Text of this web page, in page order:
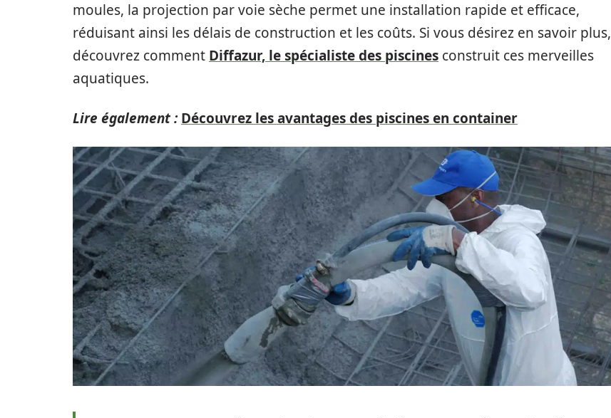
moules, la projection par voie sèche permet une installation rapide et efficace,
réduisant ainsi les délais de construction et les coûts. Si vous désirez en savoir plus,
découvrez comment Diffazur, le spécialiste des piscines construit ces merveilles
aquatiques.
Lire également : Découvrez les avantages des piscines en container